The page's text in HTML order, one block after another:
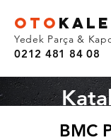
OTO
Yedek Parça &
0212 481 84 08
BMC